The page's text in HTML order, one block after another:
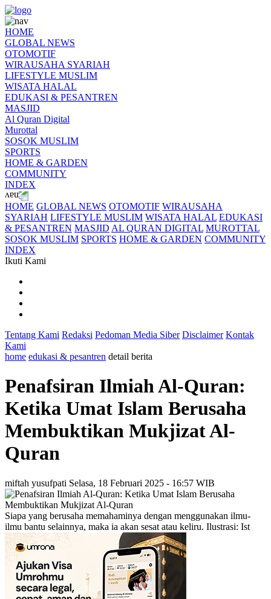
HOME
GLOBAL NEWS
OTOMOTIF
WIRAUSAHA SYARIAH
LIFESTYLE MUSLIM
WISATA HALAL
EDUKASI & PESANTREN
MASJID
Al Quran Digital
Murottal
SOSOK MUSLIM
SPORTS
HOME & GARDEN
COMMUNITY
INDEX
HOME GLOBAL NEWS OTOMOTIF WIRAUSAHA
SYARIAH LIFESTYLE MUSLIM WISATA HALAL EDUKASI
& PESANTREN MASJID AL QURAN DIGITAL MUROTTAL
SOSOK MUSLIM SPORTS HOME & GARDEN COMMUNITY
INDEX
Ikuti Kami
Tentang Kami Redaksi Pedoman Media Siber Disclaimer Kontak
Kami
home edukasi & pesantren detail berita
Penafsiran Ilmiah Al-Quran:
Ketika Umat Islam Berusaha
Membuktikan Mukjizat Al-
Quran
miftah yusufpati Selasa, 18 Februari 2025 - 16:57 WIB
Siapa yang berusaha memahaminya dengan menggunakan ilmu-
ilmu bantu selainnya, maka ia akan sesat atau keliru. Ilustrasi: Ist